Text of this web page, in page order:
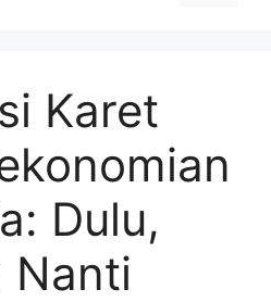
Karet
Dulu,
Nanti